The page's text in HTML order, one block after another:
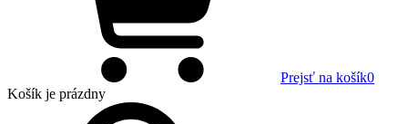
Prejsť na košík0
Košík je prázdny